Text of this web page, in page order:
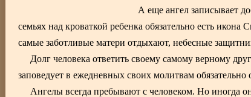
А еще ангел записывает
семьях над кроваткой ребенка обязательно есть
самые заботливые матери отдыхают, небесные
Долг человека ответить своему самому верному
заповедует в ежедневных своих молитвам
Ангелы всегда пребывают с человеком. Но иногда